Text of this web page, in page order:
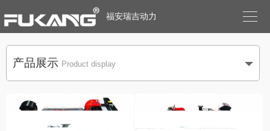
福安瑞吉动力 
产品展示 Product display